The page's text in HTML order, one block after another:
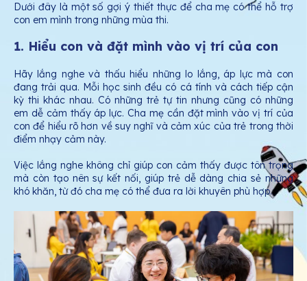
Dưới đây là một số gợi ý thiết thực để cha mẹ có thể hỗ trợ
con em mình trong những mùa thi.
1. Hiểu con và đặt mình vào vị trí của con
Hãy lắng nghe và thấu hiểu những lo lắng, áp lực mà con
đang trải qua. Mỗi học sinh đều có cá tính và cách tiếp cận
kỳ thi khác nhau. Có những trẻ tự tin nhưng cũng có những
em dễ cảm thấy áp lực. Cha mẹ cần đặt mình vào vị trí của
con để hiểu rõ hơn về suy nghĩ và cảm xúc của trẻ trong thời
điểm nhạy cảm này.
Việc lắng nghe không chỉ giúp con cảm thấy được tôn trọng
mà còn tạo nên sự kết nối, giúp trẻ dễ dàng chia sẻ những
khó khăn, từ đó cha mẹ có thể đưa ra lời khuyên phù hợp.